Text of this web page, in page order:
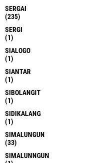
SERGAI
(235)
SERGI
(1)
SIALOGO
(1)
SIANTAR
(1)
SIBOLANGIT
(1)
SIDIKALANG
(1)
SIMALUNGUN
(33)
SIMALUNNGUN